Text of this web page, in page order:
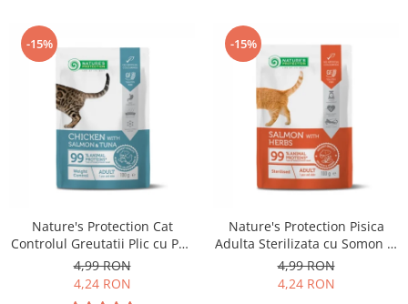
Genti, Custi Transport
Castroane, Boluri si Accesorii
Antiparazitare
Solutii educative si antistres
Lese, zgarzi si hamuri
Diete Veterinare Pisici
-15%
Nature's Protection Cat
Controlul Greutatii Plic cu Pui,
Somon si Ton 100 G
4,99 RON
4,24 RON
-15%
Nature's Protection Pisica
Adulta Sterilizata cu Somon si
Ierburi 100 Gr
4,99 RON
4,24 RON